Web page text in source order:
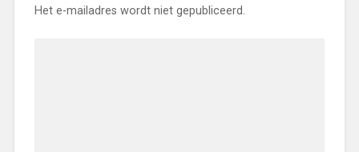
Het e-mailadres wordt niet gepubliceerd.